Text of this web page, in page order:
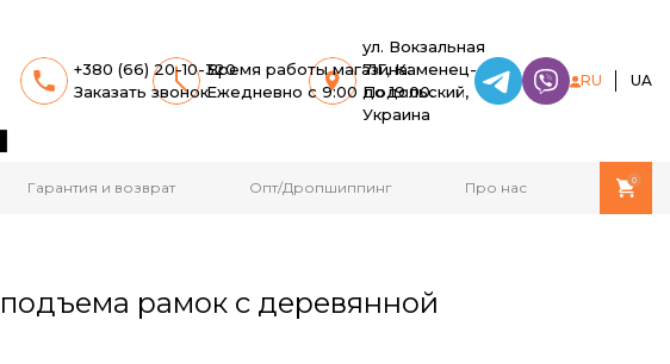
+380 (66) 20-10-320
Заказать звонок
Время работы магазина:
Ежедневно с 9:00 до 19:00.
ул. Вокзальная
71Г, Каменец-
Подольский,
Украина
RU UA
Гарантия и возврат Опт/Дропшиппинг Про нас 0
рамок с деревянной